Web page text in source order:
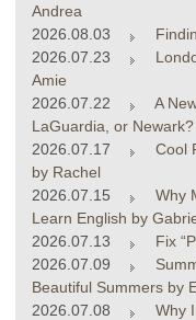
Andrea
2026.08.03
2026.07.23
Amie
2026.07.22
A
LaGuardia, or
2026.07.17
Cool
by Rachel
2026.07.15
Why
Learn English by
2026.07.13
Fix
2026.07.09
Beautiful Summers by
2026.07.08
Why